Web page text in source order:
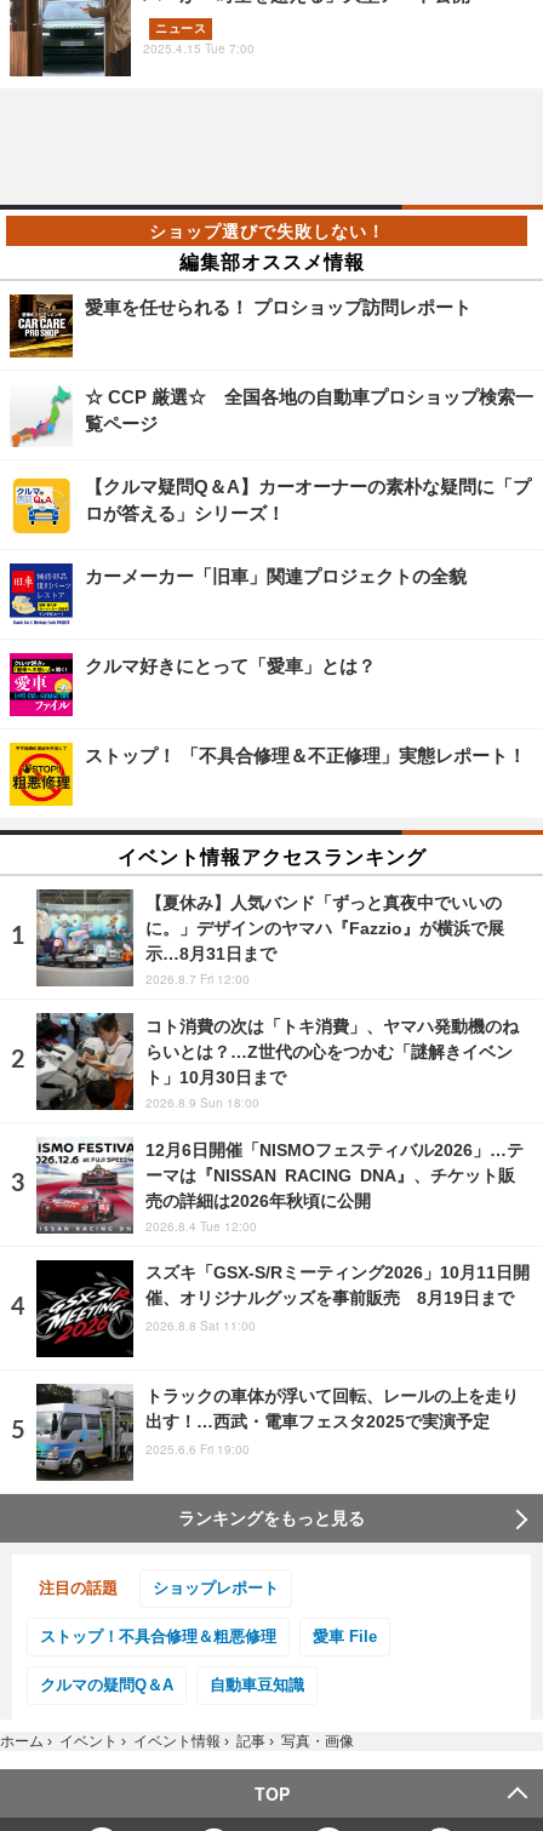
ニュース
2025.4.15 Tue 7:00
編集部オススメ情報
愛車を任せられる！ プロショップ訪問レポート
☆ CCP 厳選☆ 全国各地の自動車プロショップ検索一
覧ページ
【クルマ疑問Q＆A】カーオーナーの素朴な疑問に「プ
ロが答える」シリーズ！
カーメーカー「旧車」関連プロジェクトの全貌
クルマ好きにとって「愛車」とは？
ストップ！ 「不具合修理＆不正修理」実態レポート！
イベント情報アクセスランキング
【夏休み】人気バンド「ずっと真夜中でいいの
に。」デザインのヤマハ『Fazzio』が横浜で展
示…8月31日まで
2026.8.7 Fri 12:00
コト消費の次は「トキ消費」、ヤマハ発動機のね
らいとは？…Z世代の心をつかむ「謎解きイベン
ト」10月30日まで
2026.8.9 Sun 18:00
12月6日開催「NISMOフェスティバル2026」…テ
ーマは『NISSAN RACING DNA』、チケット販
売の詳細は2026年秋頃に公開
2026.8.4 Tue 12:00
スズキ「GSX-S/Rミーティング2026」10月11日開
催、オリジナルグッズを事前販売 8月19日まで
2026.8.8 Sat 11:00
トラックの車体が浮いて回転、レールの上を走り
出す！…西武・電車フェスタ2025で実演予定
2025.6.6 Fri 19:00
ランキングをもっと見る
注目の話題 ショップレポート
ストップ！不具合修理＆粗悪修理 愛車 File
クルマの疑問Q＆A 自動車豆知識
ホーム › イベント › イベント情報 › 記事 › 写真・画像
TOP